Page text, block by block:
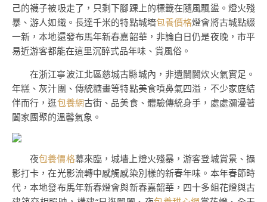
己的襪子被吸走了，只剩下腳踝上的標籤在隨風飄盪。燈火殘
暴、游人如織。長達千米的特點城墻包養價格燈會將古城點綴
一新，本地還發布馬年新春嘉韶華，非論白日仍是夜晚，市平
易近游客都能在這里沉醉式品年味、賞風俗。
在浙江寧波江北區慈城古縣城內，非遺闤闠炊火氣實足。
年糕、灰汁團、傳統糖畫等特點美食噴鼻氣四溢，不少家庭結
伴而行，逛包養網古街、品美食、體驗傳統身手，處處瀰漫著
闔家團聚的溫馨氣象。
夜包養價格幕來臨，城墻上燈火殘暴，游客登城賞景、攝
影打卡，在光影流轉中感觸感染別樣的新春年味。本年春節時
代，本地發布馬年新春燈會與新春嘉韶華，四十多組花燈與古